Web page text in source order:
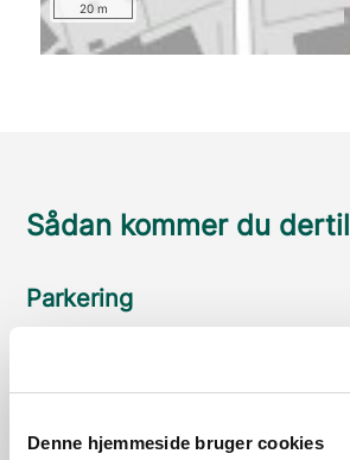
Denne hjemmeside bruger cookies
20 m
Sådan kommer du dertil
Parkering